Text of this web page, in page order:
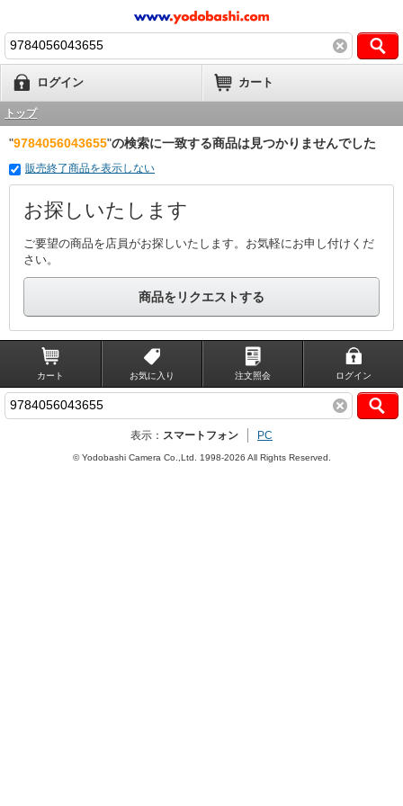
ログイン カート
トップ
"9784056043655"の検索に一致する商品は見つかりませんでした
販売終了商品を表示しない
お探しいたします
ご要望の商品を店員がお探しいたします。お気軽にお申し付けくだ
さい。
商品をリクエストする
カート お気に入り 注文照会 ログイン
表示： スマートフォン PC
© Yodobashi Camera Co.,Ltd. 1998-2026 All Rights Reserved.